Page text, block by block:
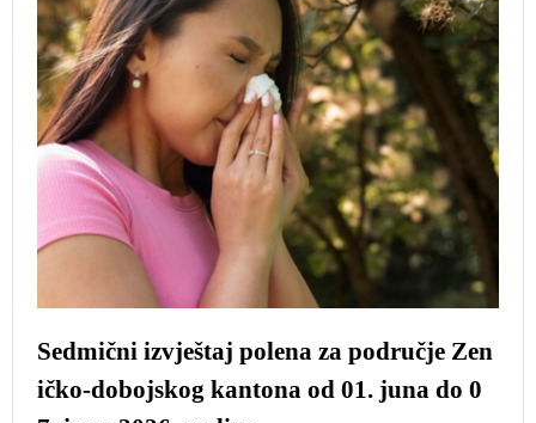
Sedmični izvještaj polena za područje Zen
ičko-dobojskog kantona od 01. juna do 0